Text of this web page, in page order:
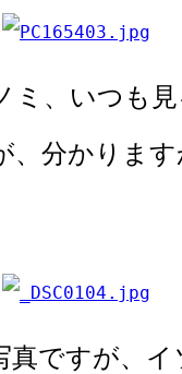
ミ、いつも
、分かりま
真ですが、